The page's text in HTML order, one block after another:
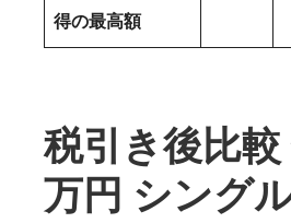
得の最高額
税引き後比
万円 シング